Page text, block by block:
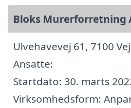
Bloks Murerforretning
Ulvehavevej 61, 7100
Ansatte:
Startdato: 30. marts
Virksomhedsform: